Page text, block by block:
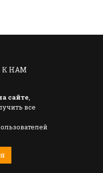
К НАМ
сайте,
все